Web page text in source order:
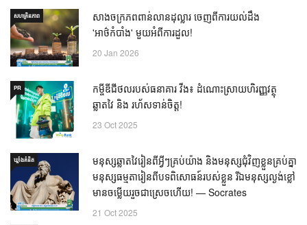
សហគ្រិនភាព
សាងចក្រភពពាន់លានដុល្លារ ចេញពីការយល់ដឹង
'អាថ៌កំបាំង' មួយអំពីការដួល!
20 Jan 2026
PR
កម្ចីឌីជីថលរបស់ធនាគារ វីង៖ ដំណោះស្រាយហិរញ្ញវត្ថុ
ឆ្លាតវៃ និង រហ័សទាន់ចិត្ត!
23 Oct 2025
ឃ្លាំង​គំនិត
មនុស្សឆ្លាតវៃរៀនពីអ្វីៗគ្រប់យ៉ាង និងមនុស្សជុំវិញខ្លួនគ្រប់គ្នា
មនុស្សធម្មតារៀនពីបទពិសោធន៍របស់ខ្លួន រីឯមនុស្សល្ងង់ខ្លៅ
មានចម្លើយរួចជាស្រេចហើយ! — Socrates
21 Oct 2025